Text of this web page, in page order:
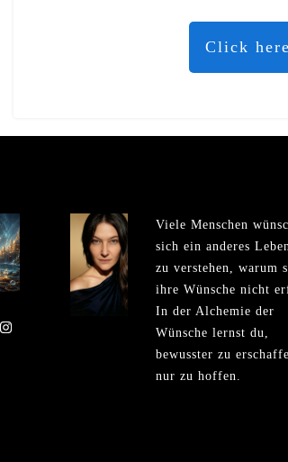
Click
Viele Menschen
sich ein anderes
zu verstehen, warum
ihre Wünsche nicht
In der Alchemie der
Wünsche lernst du,
bewusster zu
nur zu hoffen.